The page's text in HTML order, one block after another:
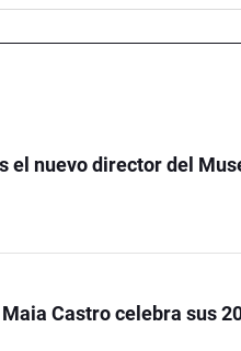
el nuevo director del
Castro celebra sus